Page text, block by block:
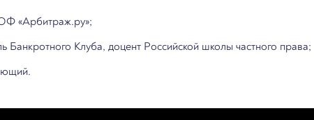
«Арбитраж.ру»;
Клуба, доцент Российской школы частного права;